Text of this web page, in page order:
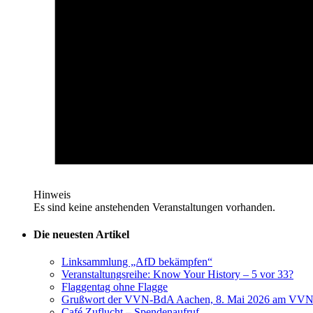
Hinweis
Es sind keine anstehenden Veranstaltungen vorhanden.
Die neuesten Artikel
Linksammlung „AfD bekämpfen“
Veranstaltungsreihe: Know Your History – 5 vor 33?
Flaggentag ohne Flagge
Grußwort der VVN-BdA Aachen, 8. Mai 2026 am